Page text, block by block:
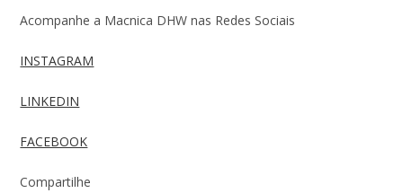
Acompanhe a Macnica DHW nas Redes Sociais
INSTAGRAM
LINKEDIN
FACEBOOK
Compartilhe